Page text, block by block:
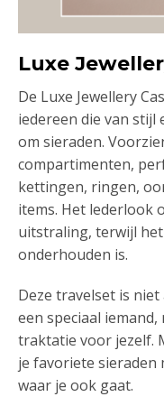
Luxe
De Luxe Jewellery
iedereen die van
om sieraden.
compartimenten,
kettingen, ringen,
items. Het lederlook
uitstraling, terwijl
onderhouden is.
Deze travelset is
een speciaal
traktatie voor jezelf.
je favoriete sieraden
waar je ook gaat.